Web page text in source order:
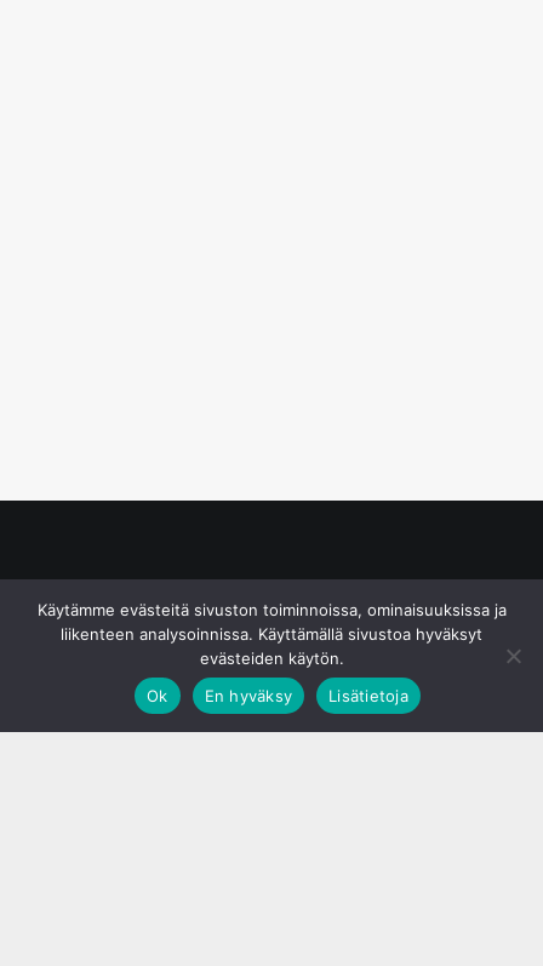
Käytämme evästeitä sivuston toiminnoissa, ominaisuuksissa ja
liikenteen analysoinnissa. Käyttämällä sivustoa hyväksyt
evästeiden käytön.
Ok
En hyväksy Lisätietoja